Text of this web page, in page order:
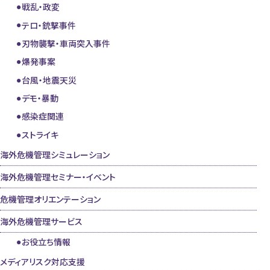
戦乱・政変
テロ・銃撃事件
刃物襲撃・車両突入事件
爆発事案
台風・地震天災
デモ・暴動
感染症関連
ストライキ
海外危機管理シミュレーション
海外危機管理セミナー・イベント
危機管理オリエンテーション
海外危機管理サービス
お役立ち情報
メディアリスク対応支援